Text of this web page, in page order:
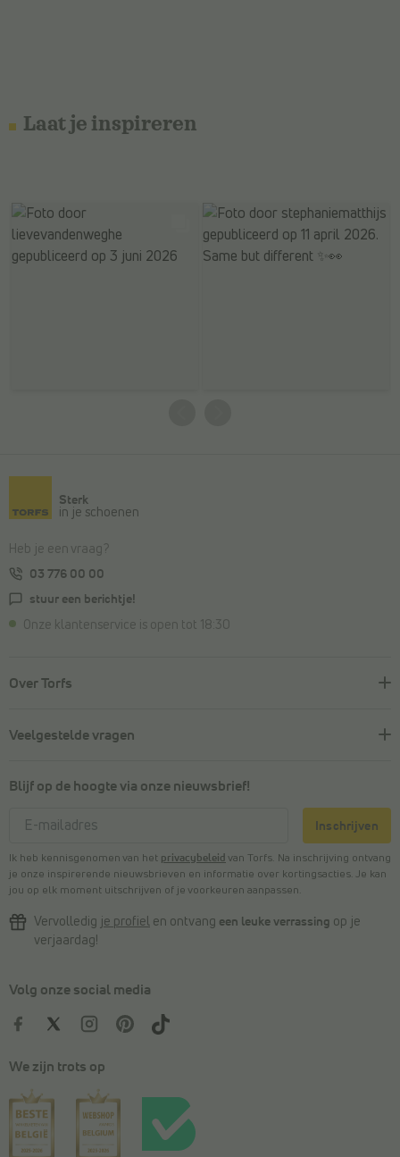
Laat je inspireren
Sterk
in je schoenen
Heb je een vraag?
03 776 00 00
stuur een berichtje!
Onze klantenservice is open tot 18:30
Over Torfs
Veelgestelde vragen
Blijf op de hoogte via onze nieuwsbrief!
Inschrijven
Ik heb kennisgenomen van het privacybeleid van Torfs. Na inschrijving ontvang
je onze inspirerende nieuwsbrieven en informatie over kortingsacties. Je kan
jou op elk moment uitschrijven of je voorkeuren aanpassen.
Vervolledig je profiel en ontvang een leuke verrassing op je
verjaardag!
Volg onze social media
We zijn trots op